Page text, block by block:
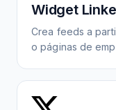
Widget
Crea feeds a
o páginas de